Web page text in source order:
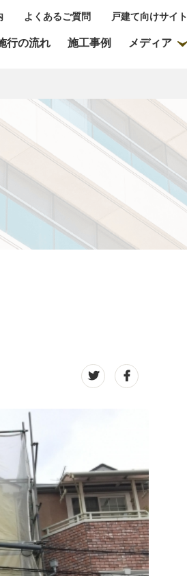
よくあるご質問 戸建て向けサイト
行の流れ 施工事例 メディア